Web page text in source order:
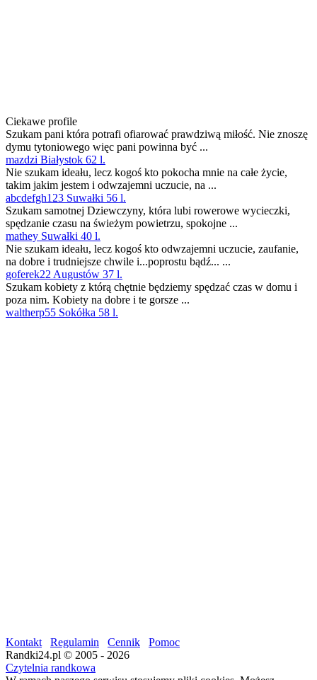
Ciekawe profile
Szukam pani która potrafi ofiarować prawdziwą miłość. Nie znoszę
dymu tytoniowego więc pani powinna być ...
mazdzi Białystok 62 l.
Nie szukam ideału, lecz kogoś kto pokocha mnie na całe życie,
takim jakim jestem i odwzajemni uczucie, na ...
abcdefgh123 Suwałki 56 l.
Szukam samotnej Dziewczyny, która lubi rowerowe wycieczki,
spędzanie czasu na świeżym powietrzu, spokojne ...
mathey Suwałki 40 l.
Nie szukam ideału, lecz kogoś kto odwzajemni uczucie, zaufanie,
na dobre i trudniejsze chwile i...poprostu bądź... ...
goferek22 Augustów 37 l.
Szukam kobiety z którą chętnie będziemy spędzać czas w domu i
poza nim. Kobiety na dobre i te gorsze ...
waltherp55 Sokółka 58 l.
Kontakt Regulamin Cennik
Pomoc
Randki24.pl © 2005 - 2026
Czytelnia randkowa